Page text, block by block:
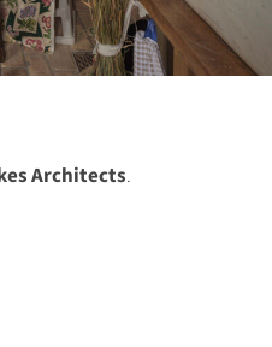
Architects.